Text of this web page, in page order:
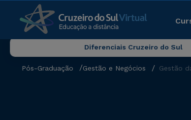
Diferenciais Cruzeiro do Sul
Pós-Graduação Gestão e Negócios Gestão